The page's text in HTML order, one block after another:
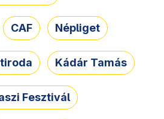
CAF Népliget
Kádár Tamás
Fesztivál